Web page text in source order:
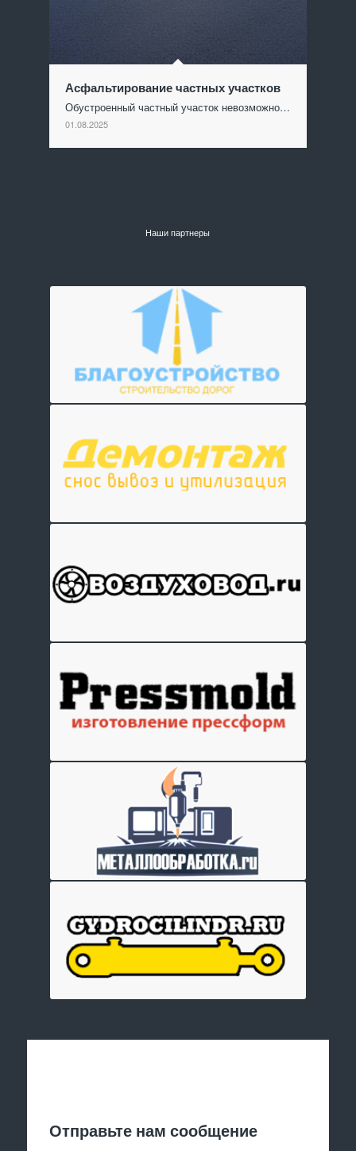
Асфальтирование частных участков
Обустроенный частный участок невозможно…
01.08.2025
Наши партнеры
Отправьте нам сообщение